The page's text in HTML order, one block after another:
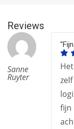
Reviews
Sanne
Ruyter
fijn